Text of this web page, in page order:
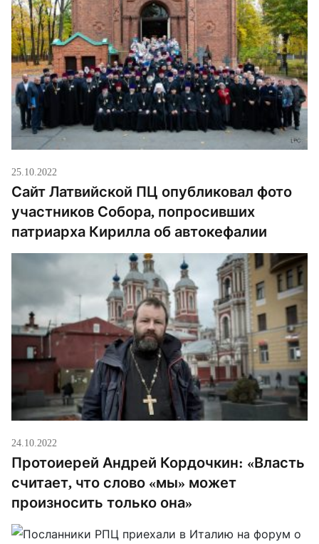
25.10.2022
Сайт Латвийской ПЦ опубликовал фото
участников Собора, попросивших
патриарха Кирилла об автокефалии
24.10.2022
Протоиерей Андрей Кордочкин: «Власть
считает, что слово «мы» может
произносить только она»